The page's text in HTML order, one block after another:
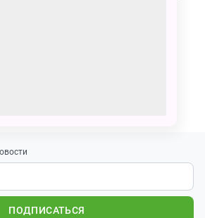
ПОДПИСАТЬСЯ